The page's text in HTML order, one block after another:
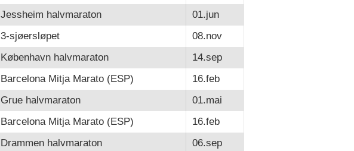
Jessheim halvmaraton
01.jun
3-sjøersløpet
08.nov
København halvmaraton
14.sep
Barcelona Mitja Marato (ESP)
16.feb
Grue halvmaraton
01.mai
Barcelona Mitja Marato (ESP)
16.feb
Drammen halvmaraton
06.sep